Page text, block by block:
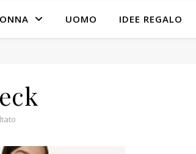
UOMO IDEE REGALO